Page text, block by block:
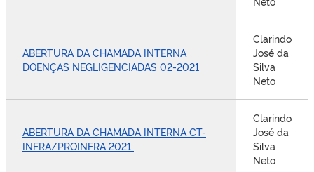
ABERTURA DA CHAMADA INTERNA
DOENÇAS NEGLIGENCIADAS 02-2021
Clarindo
José da
Silva
Neto
ABERTURA DA CHAMADA INTERNA CT-
INFRA/PROINFRA 2021
Clarindo
José da
Silva
Neto